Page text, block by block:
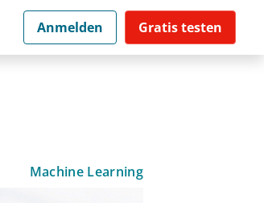
Anmelden Gratis testen
Machine Learning